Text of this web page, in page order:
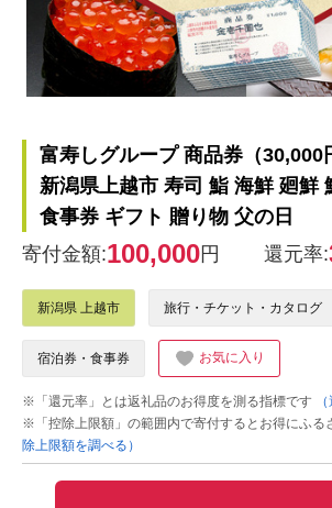
富寿しグループ 商品券（30,000
新潟県上越市 寿司 鮨 海鮮 廻鮮
食事券 ギフト 贈り物 父の日
寄付金額:100,000円 還元率:
新潟県 上越市 旅行・チケット・カタログ
宿泊券・食事券 お気に入り
※「還元率」とは返礼品のお得度を測る指標です
※「控除上限額」の範囲内で寄付するとお得にふる
除上限額を調べる）